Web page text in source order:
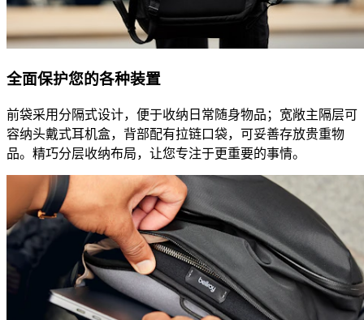
全面保护您的各种装置
前袋采用分隔式设计，便于收纳日常随身物品；宽敞主隔层可
容纳头戴式耳机盒，背部配有拉链口袋，可妥善存放贵重物
品。精巧分层收纳布局，让您专注于更重要的事情。